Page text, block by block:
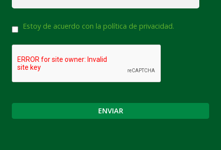
Consentimiento
Estoy de acuerdo con la política de privacidad.